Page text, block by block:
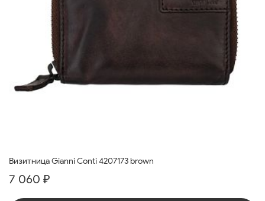
Визитница Gianni Conti 4207173 brown
7 060 ₽